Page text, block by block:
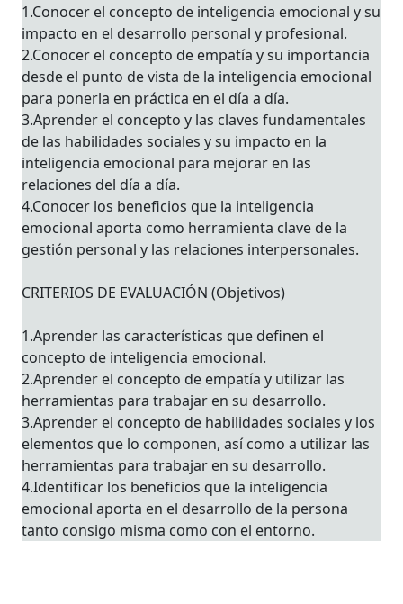
1.Conocer el concepto de inteligencia emocional y su
impacto en el desarrollo personal y profesional.
2.Conocer el concepto de empatía y su importancia
desde el punto de vista de la inteligencia emocional
para ponerla en práctica en el día a día.
3.Aprender el concepto y las claves fundamentales
de las habilidades sociales y su impacto en la
inteligencia emocional para mejorar en las
relaciones del día a día.
4.Conocer los beneficios que la inteligencia
emocional aporta como herramienta clave de la
gestión personal y las relaciones interpersonales.
CRITERIOS DE EVALUACIÓN (Objetivos)
1.Aprender las características que definen el
concepto de inteligencia emocional.
2.Aprender el concepto de empatía y utilizar las
herramientas para trabajar en su desarrollo.
3.Aprender el concepto de habilidades sociales y los
elementos que lo componen, así como a utilizar las
herramientas para trabajar en su desarrollo.
4.Identificar los beneficios que la inteligencia
emocional aporta en el desarrollo de la persona
tanto consigo misma como con el entorno.